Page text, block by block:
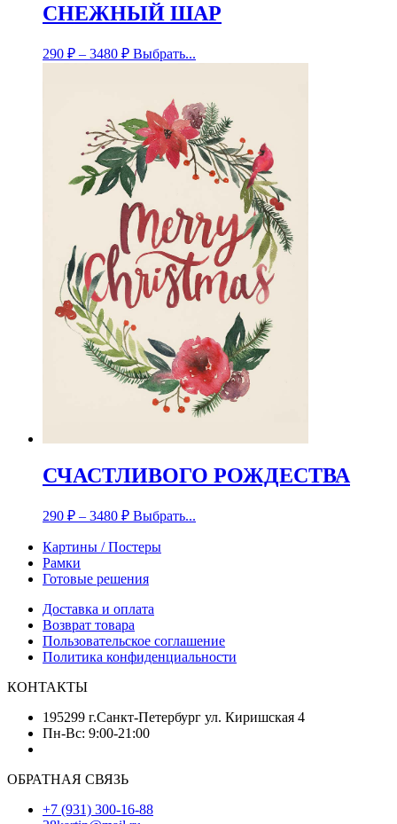
СНЕЖНЫЙ ШАР
290 ₽ – 3480 ₽ Выбрать...
СЧАСТЛИВОГО РОЖДЕСТВА
290 ₽ – 3480 ₽ Выбрать...
Картины / Постеры
Рамки
Готовые решения
Доставка и оплата
Возврат товара
Пользовательское соглашение
Политика конфиденциальности
КОНТАКТЫ
195299 г.Санкт-Петербург ул. Киришская 4
Пн-Вс: 9:00-21:00
ОБРАТНАЯ СВЯЗЬ
+7 (931) 300-16-88